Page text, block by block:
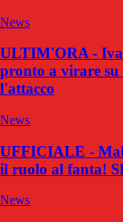
News
ULTIM'ORA -
pronto a virare su
l'attacco
News
UFFICIALE -
il ruolo al fanta!
News